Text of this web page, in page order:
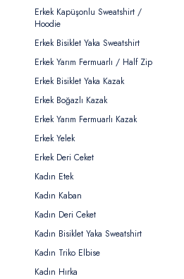
Erkek Kapüşonlu Sweatshirt /
Hoodie
Erkek Bisiklet Yaka Sweatshirt
Erkek Yarım Fermuarlı / Half Zip
Erkek Bisiklet Yaka Kazak
Erkek Boğazlı Kazak
Erkek Yarım Fermuarlı Kazak
Erkek Yelek
Erkek Deri Ceket
Kadın Etek
Kadın Kaban
Kadın Deri Ceket
Kadın Bisiklet Yaka Sweatshirt
Kadın Triko Elbise
Kadın Hırka